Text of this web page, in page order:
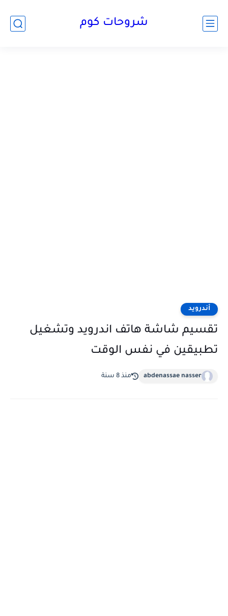
شروحات كوم
أندرويد
تقسيم شاشة هاتف اندرويد وتشغيل
تطبيقين في نفس الوقت
abdenassae nasser منذ 8 سنة